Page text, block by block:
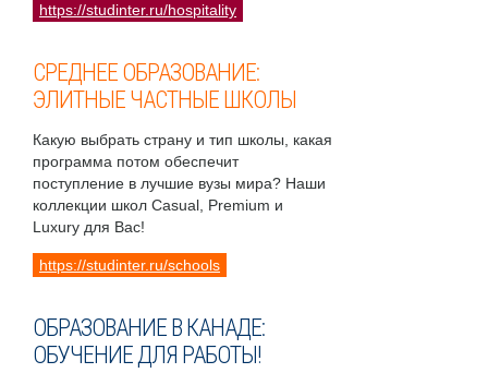
https://studinter.ru/hospitality
СРЕДНЕЕ ОБРАЗОВАНИЕ:
ЭЛИТНЫЕ ЧАСТНЫЕ ШКОЛЫ
Какую выбрать страну и тип школы, какая
программа потом обеспечит
поступление в лучшие вузы мира? Наши
коллекции школ Casual, Premium и
Luxury для Вас!
https://studinter.ru/schools
ОБРАЗОВАНИЕ В КАНАДЕ:
ОБУЧЕНИЕ ДЛЯ РАБОТЫ!